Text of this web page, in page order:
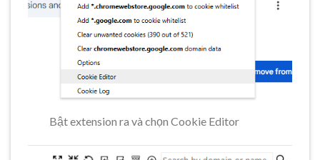
Bật extension ra và chọn Cookie Editor